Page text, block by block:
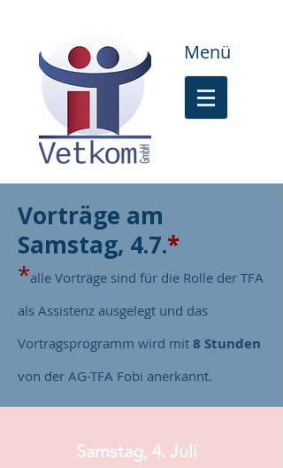
Menü
Vorträge am
Samstag, 4.7.*
*alle Vorträge sind für die Rolle der TFA
als Assistenz ausgelegt und das
Vortragsprogramm wird mit 8 Stunden
von der AG-TFA Fobi anerkannt.
Samstag, 4. Juli